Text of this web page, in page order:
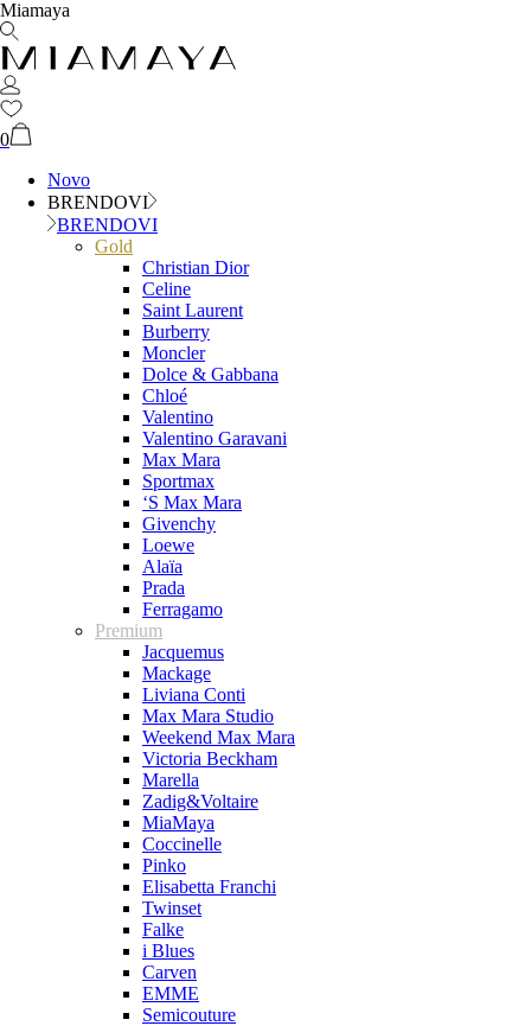
Miamaya
0
Novo
BRENDOVI
BRENDOVI
Gold
Christian Dior
Celine
Saint Laurent
Burberry
Moncler
Dolce & Gabbana
Chloé
Valentino
Valentino Garavani
Max Mara
Sportmax
‘S Max Mara
Givenchy
Loewe
Alaïa
Prada
Ferragamo
Premium
Jacquemus
Mackage
Liviana Conti
Max Mara Studio
Weekend Max Mara
Victoria Beckham
Marella
Zadig&Voltaire
MiaMaya
Coccinelle
Pinko
Elisabetta Franchi
Twinset
Falke
i Blues
Carven
EMME
Semicouture